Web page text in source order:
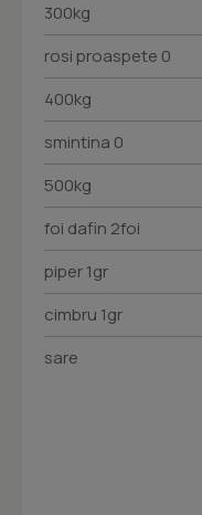
300kg
rosi proaspete 0
400kg
smintina 0
500kg
foi dafin 2foi
piper 1gr
cimbru 1gr
sare